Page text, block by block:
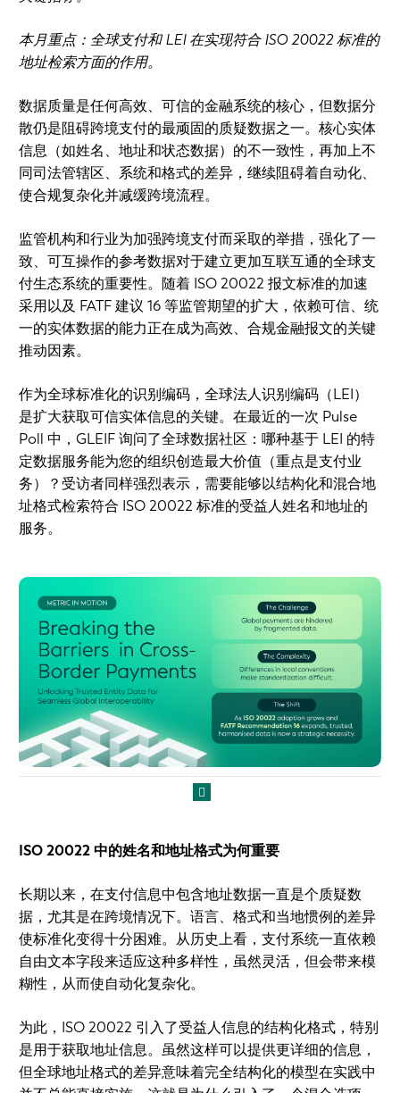
本月重点：全球支付和 LEI 在实现符合 ISO 20022 标准的
地址检索方面的作用。
数据质量是任何高效、可信的金融系统的核心，但数据分
散仍是阻碍跨境支付的最顽固的质疑数据之一。核心实体
信息（如姓名、地址和状态数据）的不一致性，再加上不
同司法管辖区、系统和格式的差异，继续阻碍着自动化、
使合规复杂化并减缓跨境流程。
监管机构和行业为加强跨境支付而采取的举措，强化了一
致、可互操作的参考数据对于建立更加互联互通的全球支
付生态系统的重要性。随着 ISO 20022 报文标准的加速
采用以及 FATF 建议 16 等监管期望的扩大，依赖可信、统
一的实体数据的能力正在成为高效、合规金融报文的关键
推动因素。
作为全球标准化的识别编码，全球法人识别编码（LEI）
是扩大获取可信实体信息的关键。在最近的一次 Pulse
Poll 中，GLEIF 询问了全球数据社区：哪种基于 LEI 的特
定数据服务能为您的组织创造最大价值（重点是支付业
务）？受访者同样强烈表示，需要能够以结构化和混合地
址格式检索符合 ISO 20022 标准的受益人姓名和地址的
服务。
ISO 20022 中的姓名和地址格式为何重要
长期以来，在支付信息中包含地址数据一直是个质疑数
据，尤其是在跨境情况下。语言、格式和当地惯例的差异
使标准化变得十分困难。从历史上看，支付系统一直依赖
自由文本字段来适应这种多样性，虽然灵活，但会带来模
糊性，从而使自动化复杂化。
为此，ISO 20022 引入了受益人信息的结构化格式，特别
是用于获取地址信息。虽然这样可以提供更详细的信息，
但全球地址格式的差异意味着完全结构化的模型在实践中